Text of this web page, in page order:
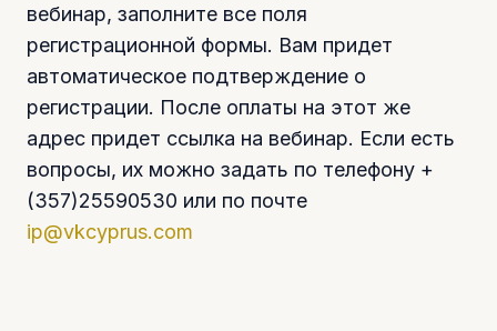
вебинар, заполните все поля
регистрационной формы. Вам придет
автоматическое подтверждение о
регистрации. После оплаты на этот же
адрес придет ссылка на вебинар. Если есть
вопросы, их можно задать по телефону +
(357)25590530 или по почте
ip@vkcyprus.com